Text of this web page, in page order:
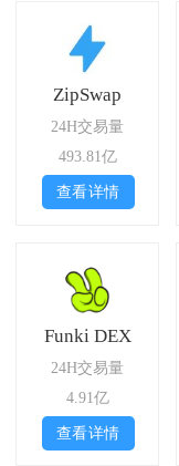
ZipSwap
24H交易量
493.81亿
查看详情
Funki DEX
24H交易量
4.91亿
查看详情